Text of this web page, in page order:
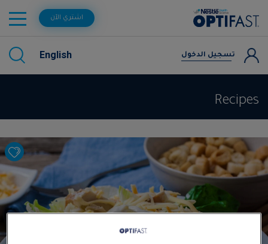
اشتري الآن
تسجيل الدخول English
Recipes